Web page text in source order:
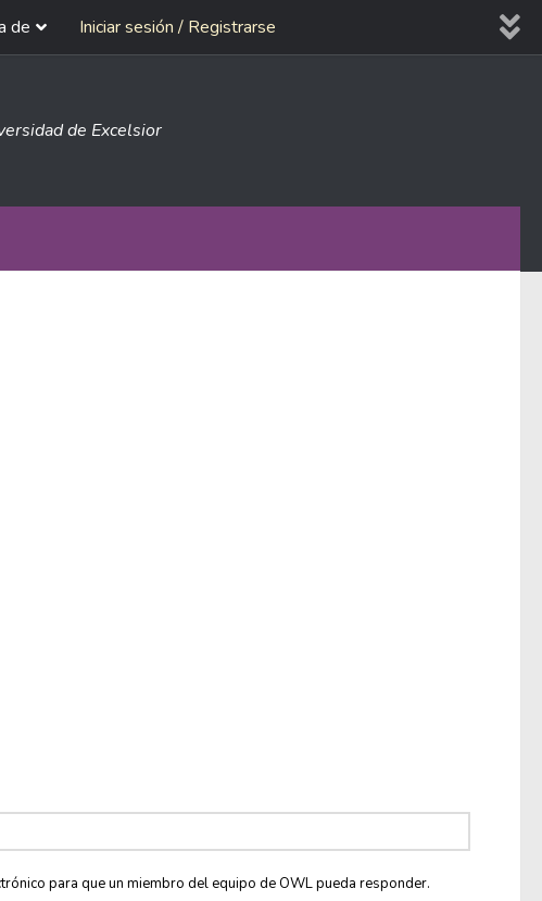
de Iniciar sesión / Registrarse
de Excelsior
para que un miembro del equipo de OWL pueda responder.